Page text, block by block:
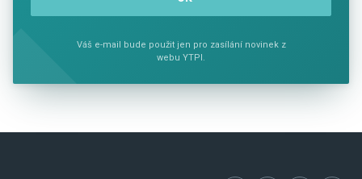
Váš e-mail bude použit jen pro zasílání novinek z
webu YTPI.